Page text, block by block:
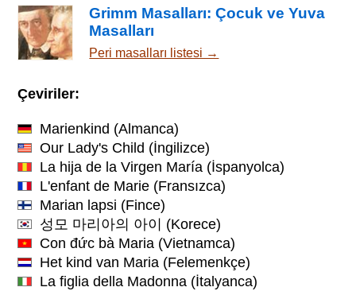
Grimm Masalları: Çocuk ve Yuva
Masalları
Peri masalları listesi →
Çeviriler:
Marienkind (Almanca)
Our Lady's Child (İngilizce)
La hija de la Virgen María (İspanyolca)
L'enfant de Marie (Fransızca)
Marian lapsi (Fince)
성모 마리아의 아이 (Korece)
Con đức bà Maria (Vietnamca)
Het kind van Maria (Felemenkçe)
La figlia della Madonna (İtalyanca)